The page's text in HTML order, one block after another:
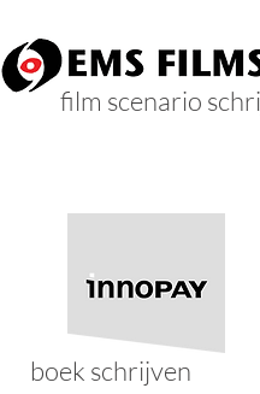
film scenario
boek schrijven